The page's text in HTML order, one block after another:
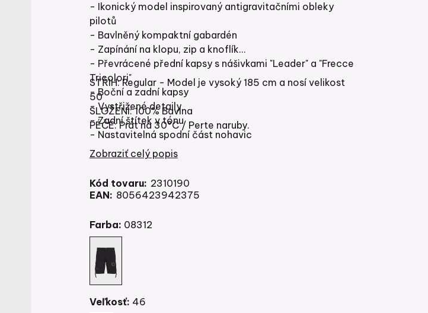
- Ikonický model inspirovaný antigravitačními obleky
pilotů
- Bavlněný kompaktní gabardén
- Zapínání na klopu, zip a knoflík
- Převrácené přední kapsy s nášivkami "Leader" a "Frecce
Tricolori"
- Boční a zadní kapsy
- Vystřižené detaily
- Zadní štítek v tónu
- Nastavitelná spodní část nohavic
- Vyšívaný nápis "Aeronautica Militare".
- Velikost 50 má pas 47 cm, délku nohavice od rozkroku
30 cm, spodní část nohavic 26 cm
STŘIH: Regular - Model je vysoký 185 cm a nosí velikost
50
SLOŽENÍ: 100% Bavlna
PÉČE: Prát na 30°C / Perte naruby.
Zobraziť celý popis
Kód tovaru: 2310190
EAN: 8056423942375
Farba: 08312
Veľkosť: 46